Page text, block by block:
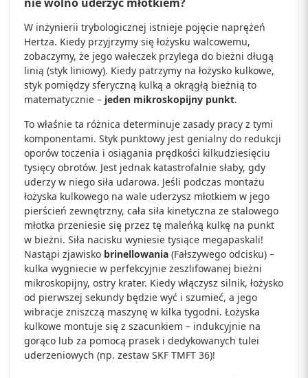
W inżynierii trybologicznej istnieje pojęcie naprężeń
Hertza. Kiedy przyjrzymy się łożysku walcowemu,
zobaczymy, że jego wałeczek przylega do bieżni długą
linią (styk liniowy). Kiedy patrzymy na łożysko kulkowe,
styk pomiędzy sferyczną kulką a okrągłą bieżnią to
matematycznie – jeden mikroskopijny punkt.
To właśnie ta różnica determinuje zasady pracy z tymi
komponentami. Styk punktowy jest genialny do redukcji
oporów toczenia i osiągania prędkości kilkudziesięciu
tysięcy obrotów. Jest jednak katastrofalnie słaby, gdy
uderzy w niego siła udarowa. Jeśli podczas montażu
łożyska kulkowego na wale uderzysz młotkiem w jego
pierścień zewnętrzny, cała siła kinetyczna ze stalowego
młotka przeniesie się przez tę maleńką kulkę na punkt
w bieżni. Siła nacisku wyniesie tysiące megapaskali!
Nastąpi zjawisko brinellowania (Fałszywego odcisku) –
kulka wygniecie w perfekcyjnie zeszlifowanej bieżni
mikroskopijny, ostry krater. Kiedy włączysz silnik, łożysko
od pierwszej sekundy będzie wyć i szumieć, a jego
wibracje zniszczą maszynę w kilka tygodni. Łożyska
kulkowe montuje się z szacunkiem – indukcyjnie na
gorąco lub za pomocą prasek i dedykowanych tulei
uderzeniowych (np. zestaw SKF TMFT 36)!